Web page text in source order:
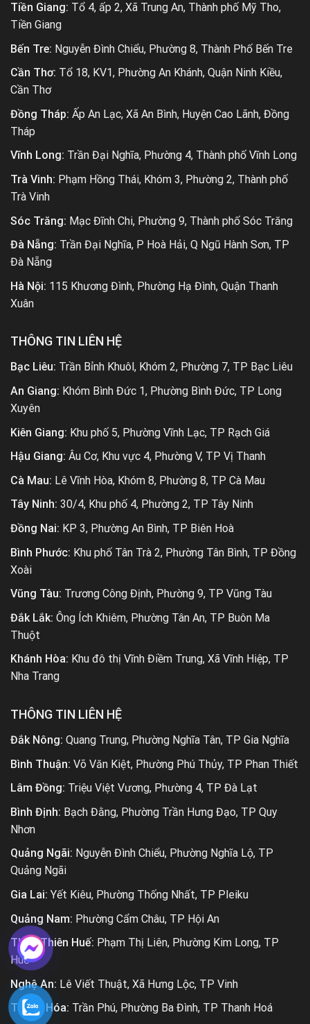
Tiền Giang: Tổ 4, ấp 2, Xã Trung An, Thành phố Mỹ Tho,
Tiền Giang
Bến Tre: Nguyễn Đình Chiểu, Phường 8, Thành Phố Bến Tre
Cần Thơ: Tổ 18, KV1, Phường An Khánh, Quận Ninh Kiều,
Cần Thơ
Đồng Tháp: Ấp An Lạc, Xã An Bình, Huyện Cao Lãnh, Đồng
Tháp
Vĩnh Long: Trần Đại Nghĩa, Phường 4, Thành phố Vĩnh Long
Trà Vinh: Phạm Hồng Thái, Khóm 3, Phường 2, Thành phố
Trà Vinh
Sóc Trăng: Mạc Đĩnh Chi, Phường 9, Thành phố Sóc Trăng
Đà Nẵng: Trần Đại Nghĩa, P Hoà Hải, Q Ngũ Hành Sơn, TP
Đà Nẵng
Hà Nội: 115 Khương Đình, Phường Hạ Đình, Quận Thanh
Xuân
THÔNG TIN LIÊN HỆ
Bạc Liêu: Trần Bỉnh Khuôl, Khóm 2, Phường 7, TP Bạc Liêu
An Giang: Khóm Bình Đức 1, Phường Bình Đức, TP Long
Xuyên
Kiên Giang: Khu phố 5, Phường Vĩnh Lạc, TP Rạch Giá
Hậu Giang: Âu Cơ, Khu vực 4, Phường V, TP Vị Thanh
Cà Mau: Lê Vĩnh Hòa, Khóm 8, Phường 8, TP Cà Mau
Tây Ninh: 30/4, Khu phố 4, Phường 2, TP Tây Ninh
Đồng Nai: KP 3, Phường An Bình, TP Biên Hoà
Bình Phước: Khu phố Tân Trà 2, Phường Tân Bình, TP Đồng
Xoài
Vũng Tàu: Trương Công Định, Phường 9, TP Vũng Tàu
Đắk Lắk: Ông Ích Khiêm, Phường Tân An, TP Buôn Ma
Thuột
Khánh Hòa: Khu đô thị Vĩnh Điềm Trung, Xã Vĩnh Hiệp, TP
Nha Trang
THÔNG TIN LIÊN HỆ
Đắk Nông: Quang Trung, Phường Nghĩa Tân, TP Gia Nghĩa
Bình Thuận: Võ Văn Kiệt, Phường Phú Thủy, TP Phan Thiết
Lâm Đồng: Triệu Việt Vương, Phường 4, TP Đà Lạt
Bình Định: Bạch Đằng, Phường Trần Hưng Đạo, TP Quy
Nhơn
Quảng Ngãi: Nguyễn Đình Chiểu, Phường Nghĩa Lộ, TP
Quảng Ngãi
Gia Lai: Yết Kiêu, Phường Thống Nhất, TP Pleiku
Quảng Nam: Phường Cẩm Châu, TP Hội An
Thừa Thiên Huế: Phạm Thị Liên, Phường Kim Long, TP
Huế
Nghệ An: Lê Viết Thuật, Xã Hưng Lộc, TP Vinh
Thanh Hóa: Trần Phú, Phường Ba Đình, TP Thanh Hoá